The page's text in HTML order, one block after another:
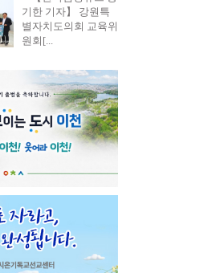
기한 기자】 강원특
별자치도의회 교육위
원회[...